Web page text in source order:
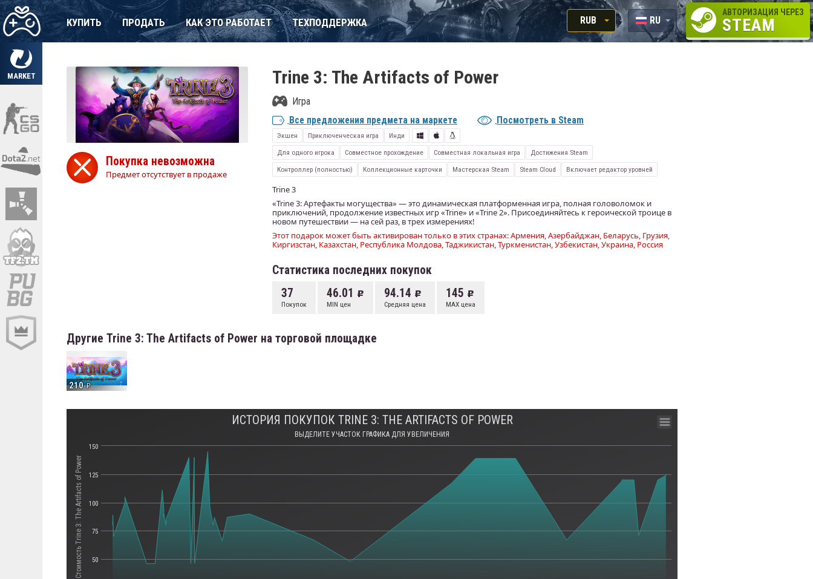
MARKET
КУПИТЬ ПРОДАТЬ КАК ЭТО РАБОТАЕТ ТЕХПОДДЕРЖКА
RUB
RUB
RU
EN
АВТОРИЗАЦИЯ ЧЕРЕЗ
STEAM
Покупка невозможна
Предмет отсутствует в продаже
Trine 3: The Artifacts of Power
Игра
Все предложения предмета на маркете
Посмотреть в Steam
Экшен Приключенческая игра
Инди
Для одного игрока
Совместное прохождение Совместная локальная игра
Достижения Steam
Контроллер (полностью)
Коллекционные карточки Мастерская Steam Steam Cloud Включает редактор уровней
Trine 3
«Trine 3: Артефакты могущества» — это динамическая платформенная игра, полная головоломок и
приключений, продолжение известных игр «Trine» и «Trine 2». Присоединяйтесь к героической троице в
новом путешествии — на сей раз, в трех измерениях!
Этот подарок может быть активирован только в этих странах: Армения, Азербайджан, Беларусь, Грузия,
Киргизстан, Казахстан, Республика Молдова, Таджикистан, Туркменистан, Узбекистан, Украина, Россия
Статистика последних покупок
37
Покупок
46.01
MIN цен
94.14
Средняя цена
145
MAX цена
Другие Trine 3: The Artifacts of Power на торговой площадке
210
Стоимость Trine 3: The Artifacts of Power
ИСТОРИЯ ПОКУПОК TRINE 3: THE ARTIFACTS OF POWER
ВЫДЕЛИТЕ УЧАСТОК ГРАФИКА ДЛЯ УВЕЛИЧЕНИЯ
50
75
100
125
150